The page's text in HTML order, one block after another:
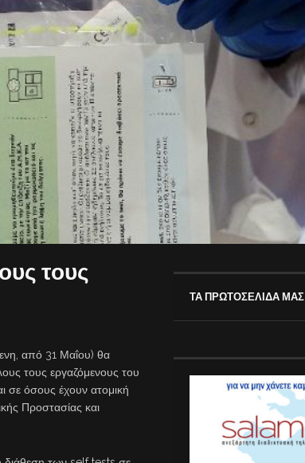
τους
από 31 Μαΐου) θα
τους εργαζόμενους του
σε όσους έχουν ατομική
Προστασίας και
ΤΑ ΠΡΩΤΟΣΕΛΙΔΑ ΜΑΣ